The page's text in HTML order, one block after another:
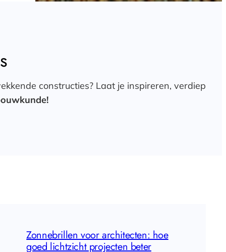
constructies? Laat je inspireren, verdiep
Zonnebrillen voor architecten: hoe
goed lichtzicht projecten beter